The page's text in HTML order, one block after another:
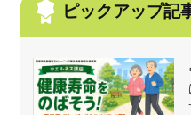
ピックアップ記